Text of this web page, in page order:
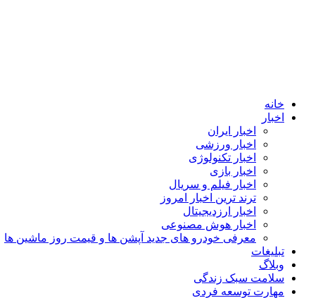
خانه
اخبار
اخبار ایران
اخبار ورزشی
اخبار تکنولوژی
اخبار بازی
اخبار فیلم و سریال
ترند ترین اخبار امروز
اخبار ارزدیجیتال
اخبار هوش مصنوعی
معرفی خودرو های جدید آپشن‌ ها و قیمت روز ماشین‌ ها
تبلیغات
وبلاگ
سلامت سبک زندگی
مهارت توسعه فردی